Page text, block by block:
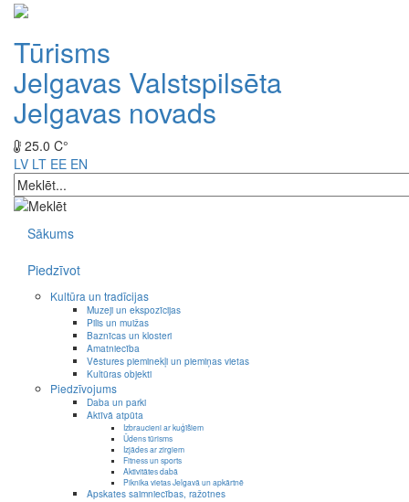
Tūrisms
Jelgavas Valstspilsēta
Jelgavas novads
25.0 C°
LV LT EE EN
Sākums
Piedzīvot
Kultūra un tradīcijas
Muzeji un ekspozīcijas
Pilis un muižas
Baznīcas un klosteri
Amatniecība
Vēstures pieminekļi un piemiņas vietas
Kultūras objekti
Piedzīvojums
Daba un parki
Aktīvā atpūta
Izbraucieni ar kuģīšiem
Ūdens tūrisms
Izjādes ar zirgiem
Fitness un sports
Aktivitātes dabā
Piknika vietas Jelgavā un apkārtnē
Apskates saimniecības, ražotnes